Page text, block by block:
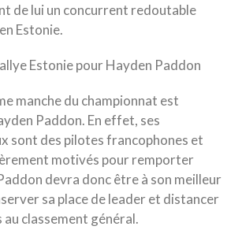
de lui un concurrent redoutable
Estonie.
Estonie pour Hayden Paddon
manche du championnat est
Paddon. En effet, ses
sont des pilotes francophones et
motivés pour remporter
devra donc être à son meilleur
sa place de leader et distancer
classement général.